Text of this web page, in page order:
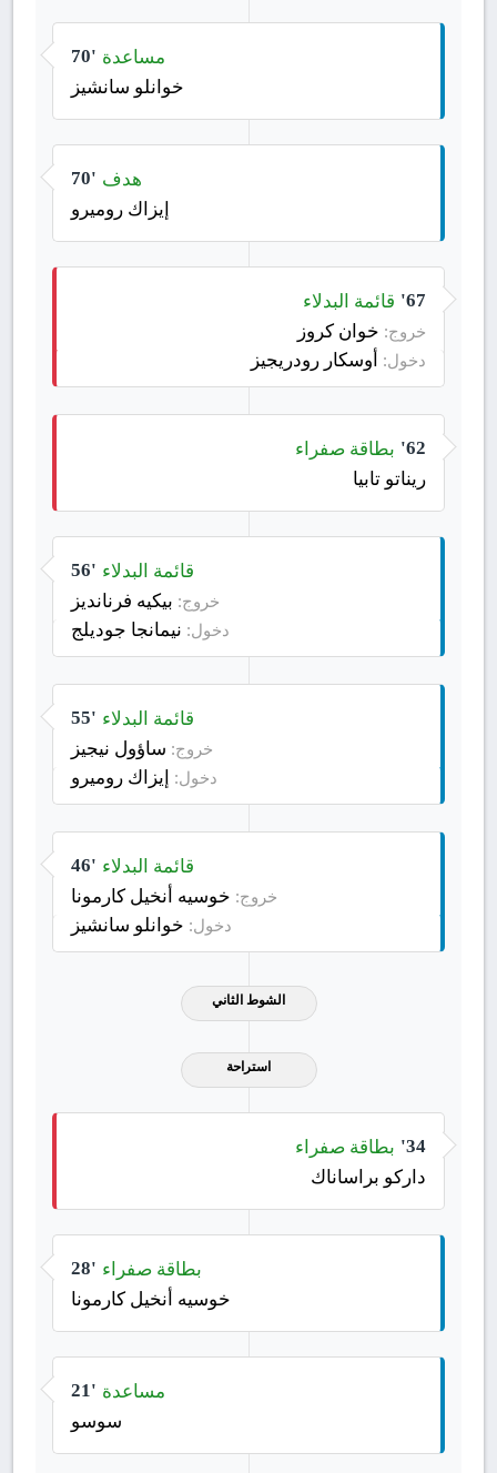
70' مساعدة
خوانلو سانشيز
70' هدف
إيزاك روميرو
67' قائمة البدلاء
خروج: خوان كروز
دخول: أوسكار رودريجيز
62' بطاقة صفراء
ريناتو تابيا
56' قائمة البدلاء
خروج: بيكيه فرنانديز
دخول: نيمانجا جوديلج
55' قائمة البدلاء
خروج: ساؤول نيجيز
دخول: إيزاك روميرو
46' قائمة البدلاء
خروج: خوسيه أنخيل كارمونا
دخول: خوانلو سانشيز
الشوط الثاني
استراحة
34' بطاقة صفراء
داركو براساناك
28' بطاقة صفراء
خوسيه أنخيل كارمونا
21' مساعدة
سوسو